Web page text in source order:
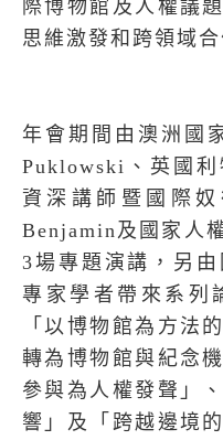
際博物館及人權議
思維激發和跨領域合
年會期間由澳洲國
Puklowski 、英國
資深講師暨國際
Benjamin及國家人
3場專題演講，另
專家學者帶來系列
「以博物館為方法
轉為博物館與紀念
參與為人權發聲」
響」及「跨越邊境